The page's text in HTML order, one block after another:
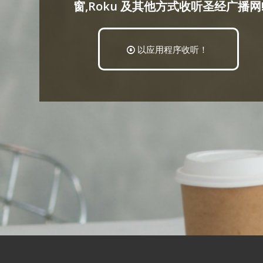
窗,Roku 及其他方式收听圣经广播
以应用程序收听！